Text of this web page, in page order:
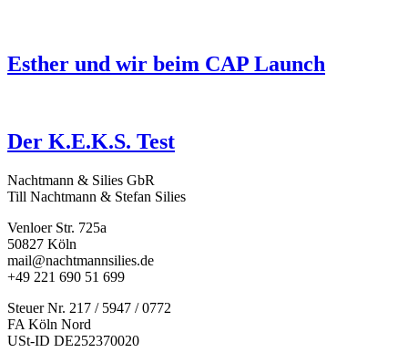
Esther und wir beim CAP Launch
Der K.E.K.S. Test
Nachtmann & Silies GbR
Till Nachtmann & Stefan Silies
Venloer Str. 725a
50827 Köln
mail@nachtmannsilies.de
+49 221 690 51 699
Steuer Nr. 217 / 5947 / 0772
FA Köln Nord
USt-ID DE252370020